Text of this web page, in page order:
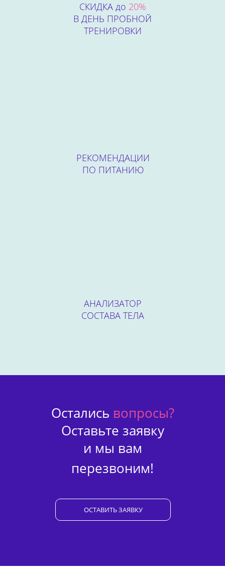
СКИДКА до 20%
В ДЕНЬ ПРОБНОЙ
ТРЕНИРОВКИ
РЕКОМЕНДАЦИИ
ПО ПИТАНИЮ
АНАЛИЗАТОР
СОСТАВА ТЕЛА
Остались вопросы?
Оставьте заявку
ОСТАВИТЬ ЗАЯВКУ
и мы вам
перезвоним!